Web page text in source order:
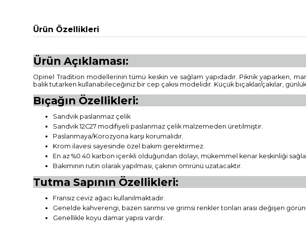
Ürün Özellikleri
Ürün Açıklaması:
Opinel Tradition modellerinin tümü keskin ve sağlam yapıdadır. Piknik yaparken,
balık tutarken kullanabileceğiniz bir cep çakısı modelidir. Küçük bıçaklar/çakılar,
Bıçağın Özellikleri:
Sandvik paslanmaz çelik
Sandvik 12C27 modifiyeli paslanmaz çelik malzemeden üretilmiştir.
Paslanmaya/Korozyona karşı korumalıdır.
Krom ilavesi sayesinde özel bakım gerektirmez.
En az %0.40 karbon içerikli olduğundan dolayı, mükemmel kenar keskinliği
Bakımının rutin olarak yapılması, çakının ömrünü uzatacaktır.
Tutma Sapının Özellikleri:
Fransız ceviz ağacı kullanılmaktadır.
Genelde kahverengi, bazen sarımsı ve grimsi renkler tonları arası değişen
Genellikle koyu damar yapısı vardır.